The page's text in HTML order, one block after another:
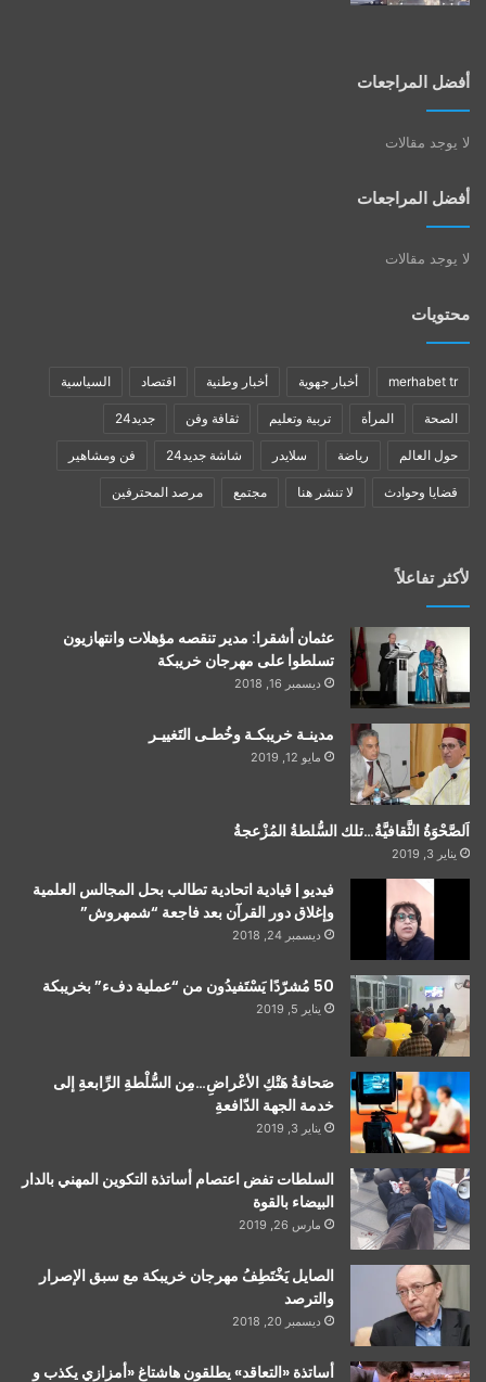
أفضل المراجعات
لا يوجد مقالات
أفضل المراجعات
لا يوجد مقالات
محتويات
merhabet tr أخبار جهوية أخبار وطنية اقتصاد السياسية
الصحة المرأة تربية وتعليم ثقافة وفن جديد24
حول العالم رياضة سلايدر شاشة جديد24 فن ومشاهير
قضايا وحوادث لا تنشر هنا مجتمع مرصد المحترفين
لأكثر تفاعلاً
عثمان أشقرا: مدير تنقصه مؤهلات وانتهازيون
تسلطوا على مهرجان خريبكة
ديسمبر 16, 2018
مدينـة خريبكـة وخُطـى التَغييـر
مايو 12, 2019
اَلصَّحْوَةُ الثَّقافيَّةُ…تلك السُّلطةُ المُزْعجةُ
يناير 3, 2019
فيديو | قيادية اتحادية تطالب بحل المجالس العلمية
وإغلاق دور القرآن بعد فاجعة “شمهروش”
ديسمبر 24, 2018
50 مُشرّدًا يَسْتَفيدُون من “عملية دفء” بخريبكة
يناير 5, 2019
صَحافةُ هَتْكِ الأعْراضِ…مِن السُّلْطةِ الرِّابعةِ إلى
خدمة الجهة الدّافعةِ
يناير 3, 2019
السلطات تفض اعتصام أساتذة التكوين المهني بالدار
البيضاء بالقوة
مارس 26, 2019
الصايل يَخْتَطِفُ مهرجان خريبكة مع سبق الإصرار
والترصد
ديسمبر 20, 2018
أساتذة «التعاقد» يطلقون هاشتاغ «أمزازي يكذب و